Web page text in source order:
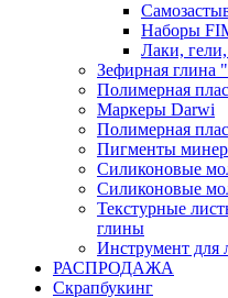
Наборы
Лаки,
Зефирная глина
Полимерная
Маркеры Darwi
Полимерная
Пигменты
Силиконовые
Силиконовые
Текстурные
глины
Инструмент для
РАСПРОДАЖА
Скрапбукинг